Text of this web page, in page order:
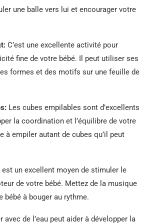
une balle vers lui et encourager votre
C’est une excellente activité pour
fine de votre bébé. Il peut utiliser ses
formes et des motifs sur une feuille de
Les cubes empilables sont d’excellents
la coordination et l’équilibre de votre
à empiler autant de cubes qu’il peut
est un excellent moyen de stimuler le
de votre bébé. Mettez de la musique
bébé à bouger au rythme.
avec de l’eau peut aider à développer la